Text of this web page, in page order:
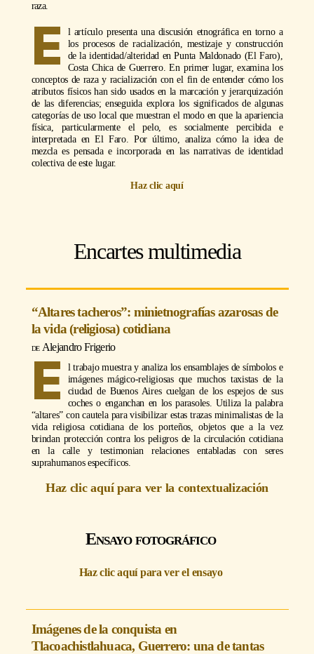
raza.
E
l artículo presenta una discusión etnográfica en torno a
los procesos de racialización, mestizaje y construcción
de la identidad/alteridad en Punta Maldonado (El Faro),
Costa Chica de Guerrero. En primer lugar, examina los
conceptos de raza y racialización con el fin de entender cómo los
atributos físicos han sido usados en la marcación y jerarquización
de las diferencias; enseguida explora los significados de algunas
categorías de uso local que muestran el modo en que la apariencia
física, particularmente el pelo, es socialmente percibida e
interpretada en El Faro. Por último, analiza cómo la idea de
mezcla es pensada e incorporada en las narrativas de identidad
colectiva de este lugar.
Haz clic aquí
Encartes multimedia
“Altares tacheros”: minietnografías azarosas de
la vida (religiosa) cotidiana
Alejandro Frigerio
E
l trabajo muestra y analiza los ensamblajes de símbolos e
imágenes mágico-religiosas que muchos taxistas de la
ciudad de Buenos Aires cuelgan de los espejos de sus
coches o enganchan en los parasoles. Utiliza la palabra
“altares” con cautela para visibilizar estas trazas minimalistas de la
vida religiosa cotidiana de los porteños, objetos que a la vez
brindan protección contra los peligros de la circulación cotidiana
en la calle y testimonian relaciones entabladas con seres
suprahumanos específicos.
Haz clic aquí para ver la contextualización
Ensayo fotográfico
Haz clic aquí para ver el ensayo
Imágenes de la conquista en
Tlacoachistlahuaca, Guerrero: una de tantas